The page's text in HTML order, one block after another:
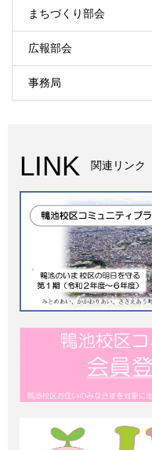
まちづくり部会
広報部会
事務局
LINK 関連リンク